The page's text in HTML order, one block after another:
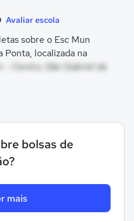
Avaliar escola
sobre o Esc Mun
Ponta, localizada na
- Centro, São Gabriel da
bolsas de
mais